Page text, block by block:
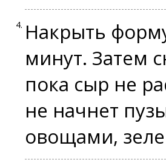
Накрыть
минут. Затем
пока сыр не
не начнет
овощами,